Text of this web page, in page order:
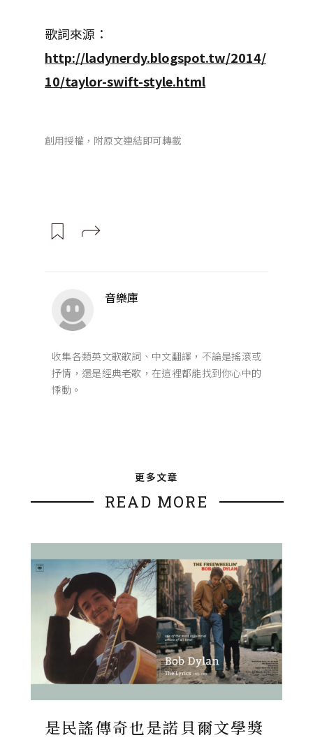
歌詞來源：
http://ladynerdy.blogspot.tw/2014/
10/taylor-swift-style.html
創用授權，附原文連結即可轉載
音樂庫
收集各類英文歌歌詞、中文翻譯，不論是搖滾或
抒情，還是經典老歌，在這裡都能找到你心中的
悸動。
更多文章
READ MORE
是民謠傳奇也是諾貝爾文學獎